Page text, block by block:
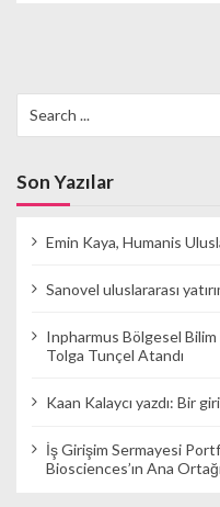
for:
Son Yazılar
Emin Kaya, Humanis
Sanovel uluslararası
Inpharmus Bölgesel
Tolga Tunçel Atandı
Kaan Kalaycı yazdı: Bir
İş Girişim Sermayesi
Biosciences’ın Ana